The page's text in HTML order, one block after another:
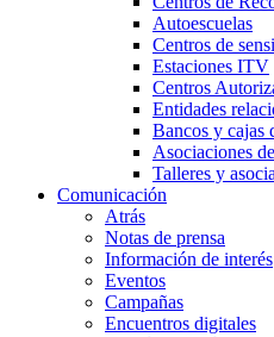
Autoescuelas
Centros de
Estaciones ITV
Centros
Entidades
Bancos y cajas
Asociaciones
Talleres y
Comunicación
Atrás
Notas de prensa
Información de interés
Eventos
Campañas
Encuentros digitales